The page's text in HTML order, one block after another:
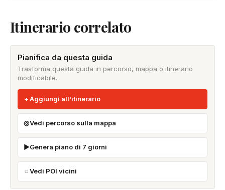
Itinerario correlato
Pianifica da questa guida
Trasforma questa guida in percorso, mappa o itinerario
modificabile.
Aggiungi all'itinerario
Vedi percorso sulla mappa
Genera piano di 7 giorni
Vedi POI vicini